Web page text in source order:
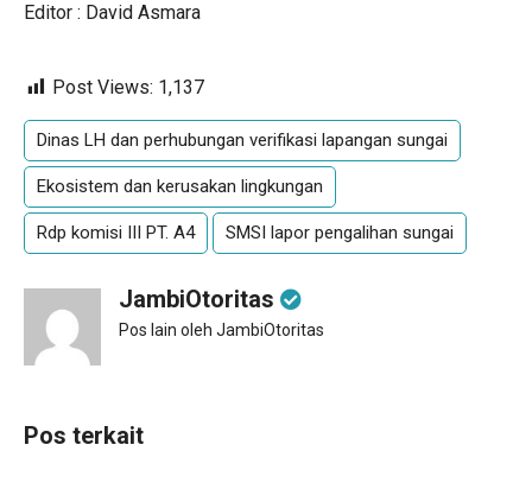
Editor : David Asmara
Post Views: 1,137
Dinas LH dan perhubungan verifikasi lapangan sungai
Ekosistem dan kerusakan lingkungan
Rdp komisi III PT. A4 SMSI lapor pengalihan sungai
JambiOtoritas
Pos lain oleh JambiOtoritas
Pos terkait